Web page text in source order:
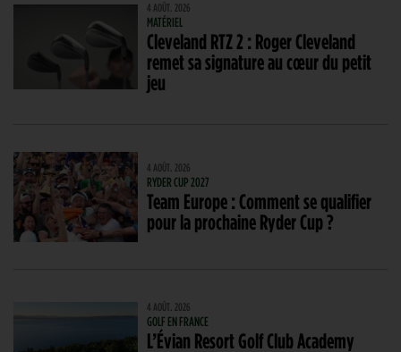
4 AOÛT. 2026
MATÉRIEL
Cleveland RTZ 2 : Roger Cleveland
remet sa signature au cœur du petit
jeu
4 AOÛT. 2026
RYDER CUP 2027
Team Europe : Comment se qualifier
pour la prochaine Ryder Cup ?
4 AOÛT. 2026
GOLF EN FRANCE
L’Évian Resort Golf Club Academy